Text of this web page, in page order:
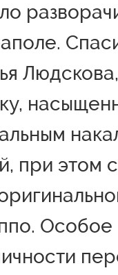
при этом
Особое